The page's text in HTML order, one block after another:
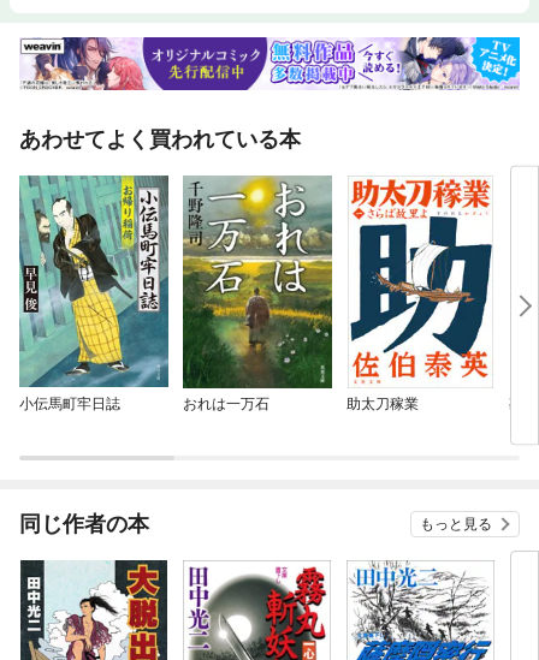
あわせてよく買われている本
小伝馬町牢日誌 おれは一万石 助太刀稼業 勘
同じ作者の本 もっと見る